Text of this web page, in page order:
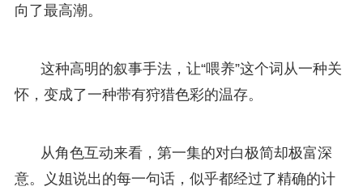
向了最高潮。
这种高明的叙事手法，让“喂养”这个词从一种关
怀，变成了一种带有狩猎色彩的温存。
从角色互动来看，第一集的对白极简却极富深
意。义姐说出的每一句话，似乎都经过了精确的计